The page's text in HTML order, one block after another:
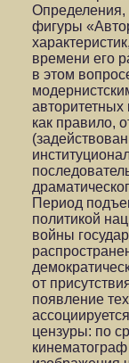
Определения,
фигуры
времени его
в этом
как правило,
Период
политикой
войны
от
появление
цензуры: по